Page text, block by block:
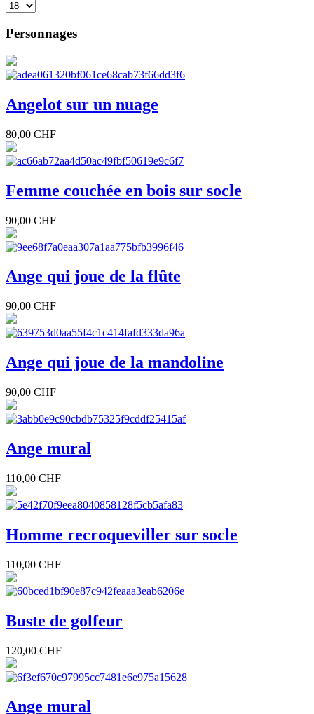
Personnages
Angelot sur un nuage
80,00 CHF
Femme couchée en bois sur socle
90,00 CHF
Ange qui joue de la flûte
90,00 CHF
Ange qui joue de la mandoline
90,00 CHF
Ange mural
110,00 CHF
Homme recroqueviller sur socle
110,00 CHF
Buste de golfeur
120,00 CHF
Ange mural